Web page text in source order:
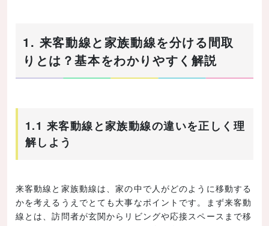
1. 来客動線と家族動線を分ける間取
りとは？基本をわかりやすく解説
1.1 来客動線と家族動線の違いを正しく理
解しよう
来客動線と家族動線は、家の中で人がどのように移動する
かを考えるうえでとても大事なポイントです。まず来客動
線とは、訪問者が玄関からリビングや応接スペースまで移